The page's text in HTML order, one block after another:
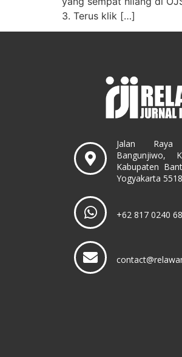
3. Terus klik […]
Jalan
Bangunjiwo,
Kabupaten
Yogyakarta
+62 817 0240